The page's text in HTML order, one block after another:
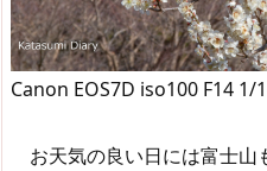
Canon EOS7D iso100 F14 1/
お天気の良い日には富士山